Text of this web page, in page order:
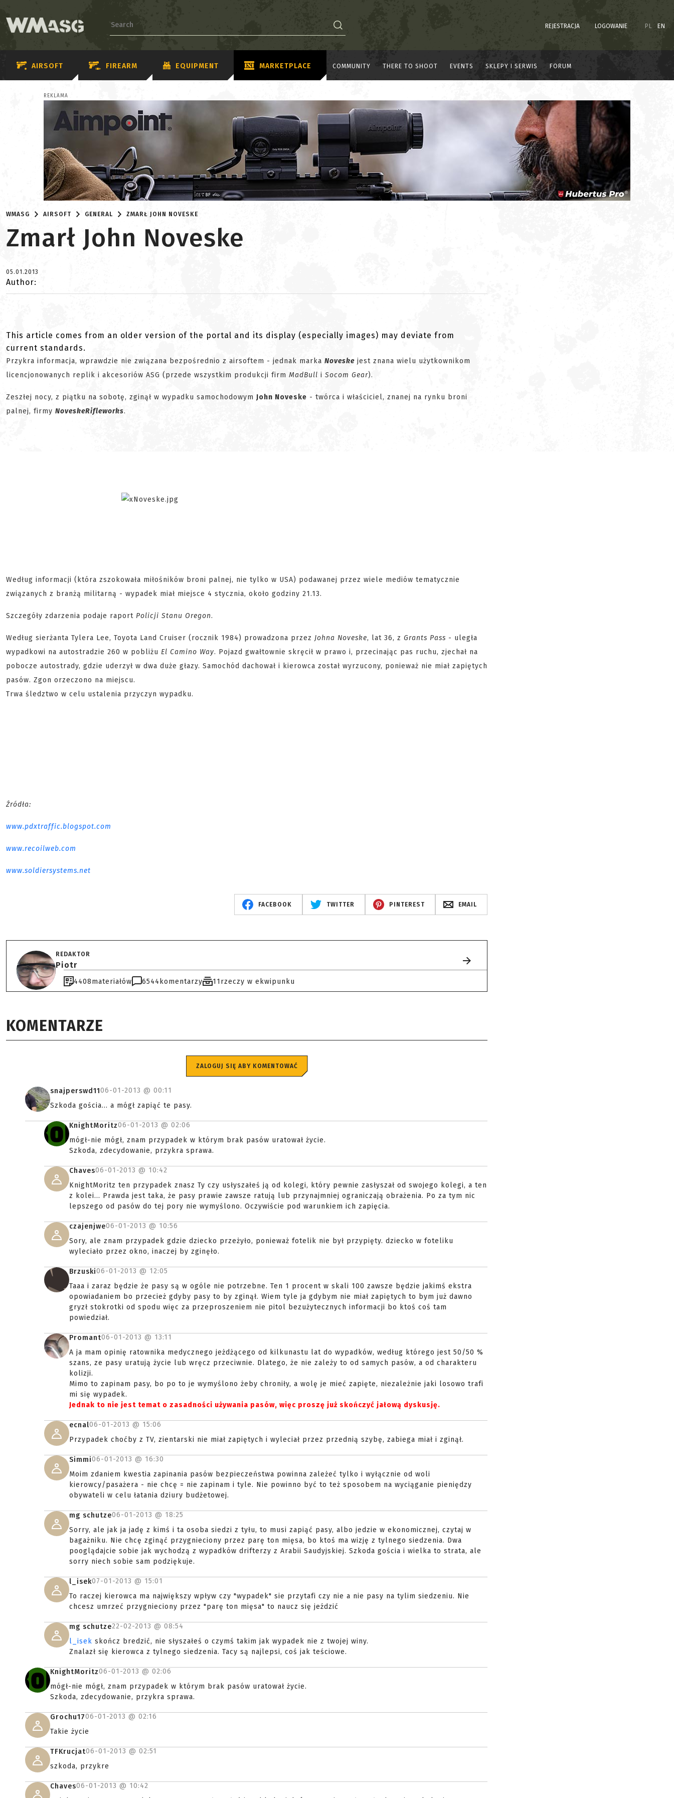
REJESTRACJA LOGOWANIE PL EN
AIRSOFT FIREARM EQUIPMENT MARKETPLACE COMMUNITY THERE TO SHOOT EVENTS SKLEPY I SERWIS FORUM
REKLAMA
WMASG AIRSOFT GENERAL ZMARŁ JOHN NOVESKE
Zmarł John Noveske
05.01.2013
Author:
This article comes from an older version of the portal and its display (especially images) may deviate from
current standards.
Przykra informacja, wprawdzie nie związana bezpośrednio z airsoftem - jednak marka Noveske jest znana wielu użytkownikom
licencjonowanych replik i akcesoriów ASG (przede wszystkim produkcji firm MadBull i Socom Gear).
Zeszłej nocy, z piątku na sobotę, zginął w wypadku samochodowym John Noveske - twórca i właściciel, znanej na rynku broni
palnej, firmy NoveskeRifleworks.
Według informacji (która zszokowała miłośników broni palnej, nie tylko w USA) podawanej przez wiele mediów tematycznie
związanych z branżą militarną - wypadek miał miejsce 4 stycznia, około godziny 21.13.
Szczegóły zdarzenia podaje raport Policji Stanu Oregon.
Według sierżanta Tylera Lee, Toyota Land Cruiser (rocznik 1984) prowadzona przez Johna Noveske, lat 36, z Grants Pass - uległa
wypadkowi na autostradzie 260 w pobliżu El Camino Way. Pojazd gwałtownie skręcił w prawo i, przecinając pas ruchu, zjechał na
pobocze autostrady, gdzie uderzył w dwa duże głazy. Samochód dachował i kierowca został wyrzucony, ponieważ nie miał zapiętych
pasów. Zgon orzeczono na miejscu.
Trwa śledztwo w celu ustalenia przyczyn wypadku.
Źródła:
www.pdxtraffic.blogspot.com
www.recoilweb.com
www.soldiersystems.net
FACEBOOK TWITTER PINTEREST EMAIL
REDAKTOR
Piotr
4408materiałów 6544 komentarzy 11rzeczy w ekwipunku
KOMENTARZE
ZALOGUJ SIĘ ABY KOMENTOWAĆ
snajperswd1106-01-2013 @ 00:11
Szkoda gościa... a mógł zapiąć te pasy.
KnightMoritz06-01-2013 @ 02:06
mógł-nie mógł, znam przypadek w którym brak pasów uratował życie.
Szkoda, zdecydowanie, przykra sprawa.
Chaves06-01-2013 @ 10:42
KnightMoritz ten przypadek znasz Ty czy usłyszałeś ją od kolegi, który pewnie zasłyszał od swojego kolegi, a ten
z kolei... Prawda jest taka, że pasy prawie zawsze ratują lub przynajmniej ograniczają obrażenia. Po za tym nic
lepszego od pasów do tej pory nie wymyślono. Oczywiście pod warunkiem ich zapięcia.
czajenjwe06-01-2013 @ 10:56
Sory, ale znam przypadek gdzie dziecko przeżyło, ponieważ fotelik nie był przypięty. dziecko w foteliku
wyleciało przez okno, inaczej by zginęło.
Brzuski06-01-2013 @ 12:05
Taaa i zaraz będzie że pasy są w ogóle nie potrzebne. Ten 1 procent w skali 100 zawsze będzie jakimś ekstra
opowiadaniem bo przecież gdyby pasy to by zginął. Wiem tyle ja gdybym nie miał zapiętych to bym już dawno
gryzł stokrotki od spodu więc za przeproszeniem nie pitol bezużytecznych informacji bo ktoś coś tam
powiedział.
Promant06-01-2013 @ 13:11
A ja mam opinię ratownika medycznego jeżdżącego od kilkunastu lat do wypadków, według którego jest 50/50 %
szans, ze pasy uratują życie lub wręcz przeciwnie. Dlatego, że nie zależy to od samych pasów, a od charakteru
kolizji.
Mimo to zapinam pasy, bo po to je wymyślono żeby chroniły, a wolę je mieć zapięte, niezależnie jaki losowo trafi
mi się wypadek.
Jednak to nie jest temat o zasadności używania pasów, więc proszę już skończyć jałową dyskusję.
ecnal06-01-2013 @ 15:06
Przypadek choćby z TV, zientarski nie miał zapiętych i wyleciał przez przednią szybę, zabiega miał i zginął.
Simmi06-01-2013 @ 16:30
Moim zdaniem kwestia zapinania pasów bezpieczeństwa powinna zależeć tylko i wyłącznie od woli
kierowcy/pasażera - nie chcę = nie zapinam i tyle. Nie powinno być to też sposobem na wyciąganie pieniędzy
obywateli w celu łatania dziury budżetowej.
mg schutze06-01-2013 @ 18:25
Sorry, ale jak ja jadę z kimś i ta osoba siedzi z tyłu, to musi zapiąć pasy, albo jedzie w ekonomicznej, czytaj w
bagażniku. Nie chcę zginąć przygnieciony przez parę ton mięsa, bo ktoś ma wizję z tylnego siedzenia. Dwa
pooglądajcie sobie jak wychodzą z wypadków drifterzy z Arabii Saudyjskiej. Szkoda gościa i wielka to strata, ale
sorry niech sobie sam podziękuje.
l_isek07-01-2013 @ 15:01
To raczej kierowca ma największy wpływ czy "wypadek" sie przytafi czy nie a nie pasy na tylim siedzeniu. Nie
chcesz umrzeć przygnieciony przez "parę ton mięsa" to naucz się jeździć
mg schutze22-02-2013 @ 08:54
l_isek skończ bredzić, nie słyszałeś o czymś takim jak wypadek nie z twojej winy.
Znalazł się kierowca z tylnego siedzenia. Tacy są najlepsi, coś jak teściowe.
KnightMoritz06-01-2013 @ 02:06
mógł-nie mógł, znam przypadek w którym brak pasów uratował życie.
Szkoda, zdecydowanie, przykra sprawa.
Grochu1706-01-2013 @ 02:16
Takie życie
TFKrucjat06-01-2013 @ 02:51
szkoda, przykre
Chaves06-01-2013 @ 10:42